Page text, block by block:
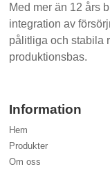
Med mer än 12 års
integration av
pålitliga och stabila
produktionsbas.
Information
Hem
Produkter
Om oss